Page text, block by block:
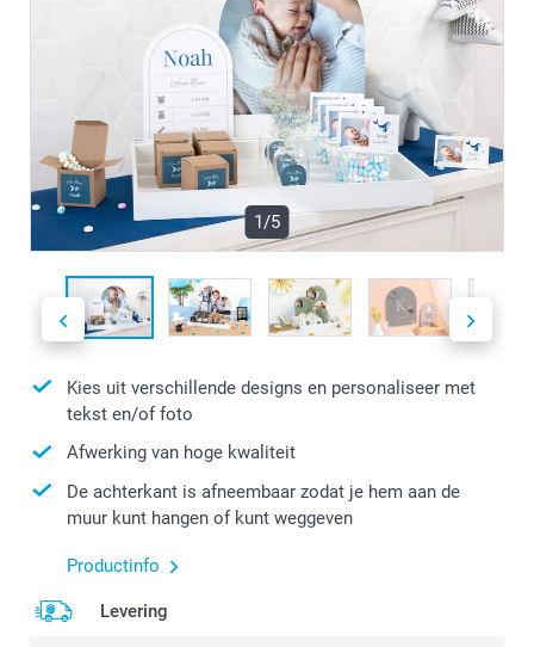
1/5
Kies uit verschillende designs en personaliseer met
tekst en/of foto
Afwerking van hoge kwaliteit
De achterkant is afneembaar zodat je hem aan de
muur kunt hangen of kunt weggeven
Productinfo
Levering